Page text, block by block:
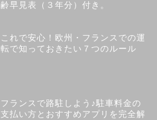
齢早見表（３年分）付き。
これで安心！欧州・フランスでの運
転で知っておきたい７つのルール
フランスで路駐しよう♪駐車料金の
支払い方とおすすめアプリを完全解